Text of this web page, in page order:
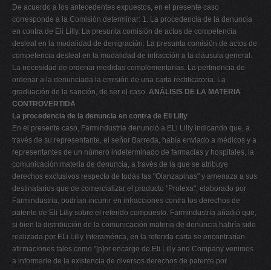
De acuerdo a los antecedentes expuestos, en el presente caso
corresponde a la Comisión determinar: 1. La procedencia de la denuncia
en contra de Eli Lilly. La presunta comisión de actos de competencia
desleal en la modalidad de denigración. La presunta comisión de actos de
competencia desleal en la modalidad de infracción a la cláusula general.
La necesidad de ordenar medidas complementarias. La pertinencia de
ordenar a la denunciada la emisión de una carta rectificatoria. La
graduación de la sanción, de ser el caso. ANÁLISIS DE LA MATERIA
CONTROVERTIDA
La procedencia de la denuncia en contra de Eli Lilly
En el presente caso, Farmindustria denunció a ELi Lilly indicando que, a
través de su representante, el señor Barreda, había enviado a médicos y a
representantes de un número indeterminado de farmacias y hospitales, la
comunicación materia de denuncia, a través de la que se atribuye
derechos exclusivos respecto de todas las "Olanzapinas" y amenaza a sus
destinatarios que de comercializar el producto "Prolexa", elaborado por
Farmindustria, podrían incurrir en infracciones contra los derechos de
patente de Eli Lilly sobre el referido compuesto. Farmindustria añadió que,
si bien la distribución de la comunicación materia de denuncia habría sido
realizada por ELi Lilly Interamérica, en la referida carta se encontrarían
afirmaciones tales como "[p]or encargo de Eli Lilly and Company venimos
a informarle de la existencia de diversos derechos de patente por